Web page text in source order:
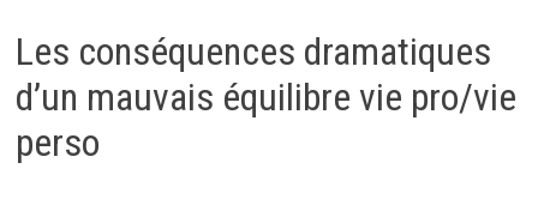
Les conséquences dramatiques
d’un mauvais équilibre vie pro/vie
perso